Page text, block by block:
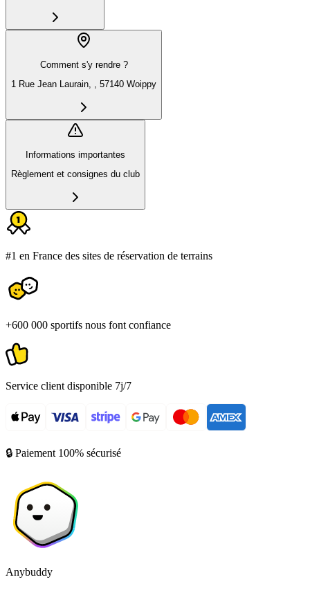
Comment s'y rendre ?
1 Rue Jean Laurain, , 57140 Woippy
Informations importantes
Règlement et consignes du club
#1 en France des sites de réservation de terrains
+600 000 sportifs nous font confiance
Service client disponible 7j/7
🔒 Paiement 100% sécurisé
Anybuddy